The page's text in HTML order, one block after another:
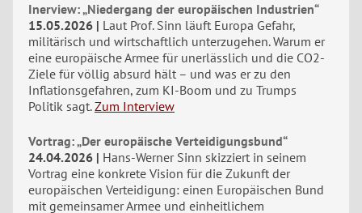
Inerview: „Niedergang der europäischen Industrien“
15.05.2026
Laut Prof. Sinn läuft Europa Gefahr,
militärisch und wirtschaftlich unterzugehen. Warum er
eine europäische Armee für unerlässlich und die CO2-
Ziele für völlig absurd hält – und was er zu den
Inflationsgefahren, zum KI-Boom und zu Trumps
Politik sagt. Zum Interview
Vortrag: „Der europäische Verteidigungsbund“
24.04.2026
Hans-Werner Sinn skizziert in seinem
Vortrag eine konkrete Vision für die Zukunft der
europäischen Verteidigung: einen Europäischen Bund
mit gemeinsamer Armee und einheitlichem